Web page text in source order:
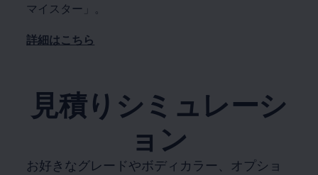
マイスター」。
詳細はこちら
見積りシミュレーシ
ョン
お好きなグレードやボディカラー、オプショ